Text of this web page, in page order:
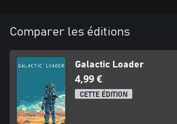
Comparer les éditions
Galactic Loader
4,99 €
CETTE ÉDITION